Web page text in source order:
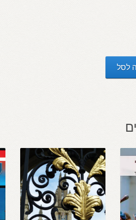
לסל